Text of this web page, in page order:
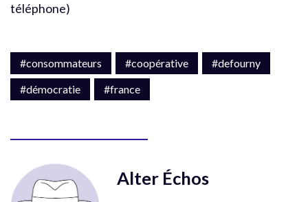
téléphone)
#consommateurs #coopérative
#defourny
#démocratie
#france
Alter Échos